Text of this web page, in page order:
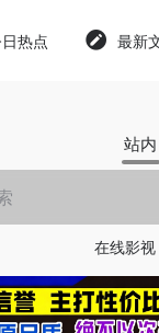
热点 最新
站内
在线影视